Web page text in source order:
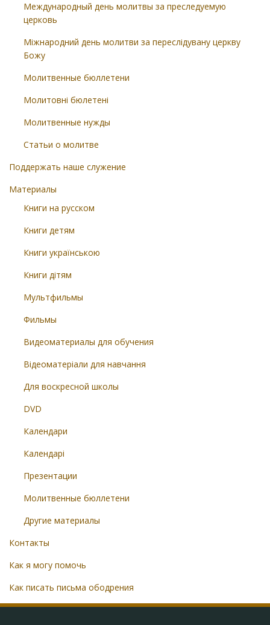
Международный день молитвы за преследуемую
церковь
Міжнародний день молитви за переслідувану церкву
Божу
Молитвенные бюллетени
Молитовні бюлетені
Молитвенные нужды
Статьи о молитве
Поддержать наше служение
Материалы
Книги на русском
Книги детям
Книги українською
Книги дітям
Мультфильмы
Фильмы
Видеоматериалы для обучения
Відеоматеріали для навчання
Для воскресной школы
DVD
Календари
Календарі
Презентации
Молитвенные бюллетени
Другие материалы
Контакты
Как я могу помочь
Как писать письма ободрения